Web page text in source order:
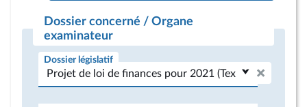
Dossier concerné / Organe
examinateur
Dossier législatif